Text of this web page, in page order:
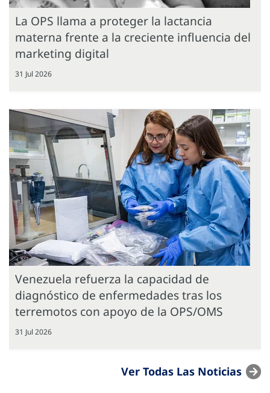
La OPS llama a proteger la lactancia
materna frente a la creciente influencia del
marketing digital
31 Jul 2026
Venezuela refuerza la capacidad de
diagnóstico de enfermedades tras los
terremotos con apoyo de la OPS/OMS
31 Jul 2026
Ver Todas Las Noticias